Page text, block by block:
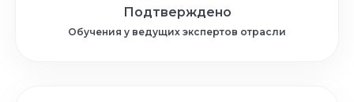
Подтверждено
Обучения у ведущих экспертов отрасли